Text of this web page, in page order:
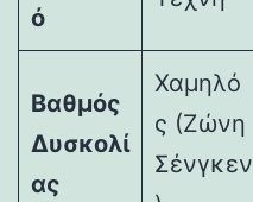
ό
Βαθμός
Δυσκολί
ας
Χαμηλό
ς (Ζώνη
Σένγκεν